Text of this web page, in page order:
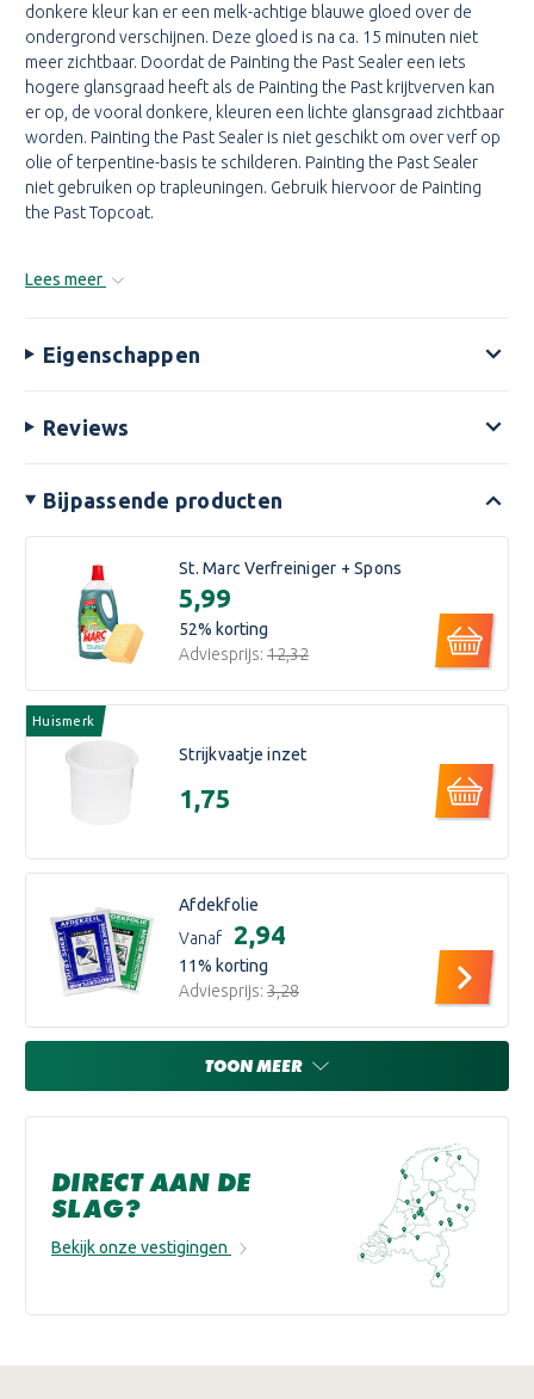
donkere kleur kan er een melk-achtige blauwe gloed over de
ondergrond verschijnen. Deze gloed is na ca. 15 minuten niet
meer zichtbaar. Doordat de Painting the Past Sealer een iets
hogere glansgraad heeft als de Painting the Past krijtverven kan
er op, de vooral donkere, kleuren een lichte glansgraad zichtbaar
worden. Painting the Past Sealer is niet geschikt om over verf op
olie of terpentine-basis te schilderen. Painting the Past Sealer
niet gebruiken op trapleuningen. Gebruik hiervoor de Painting
the Past Topcoat.
Lees meer
Eigenschappen
Reviews
Bijpassende producten
St. Marc Verfreiniger + Spons
€5,99
52% korting
Adviesprijs: €12,32
Huismerk
Strijkvaatje inzet
€1,75
Afdekfolie
Vanaf
€2,94
11% korting
Adviesprijs: €3,28
TOON MEER
DIRECT AAN DE
SLAG?
Bekijk onze vestigingen